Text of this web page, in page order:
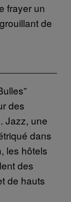
frayer un
de
des
Jazz, une
dans
les hôtels
des
de hauts